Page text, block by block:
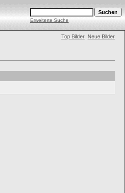
Erweiterte Suche
Top Bilder Neue Bilder